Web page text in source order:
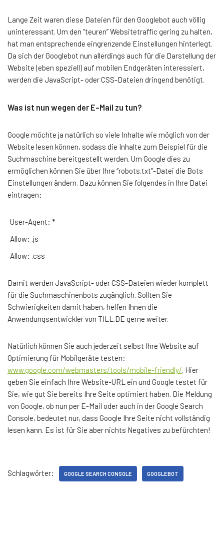
Lange Zeit waren diese Dateien für den Googlebot auch völlig
uninteressant. Um den “teuren” Websitetraffic gering zu halten,
hat man entsprechende eingrenzende Einstellungen hinterlegt.
Da sich der Googlebot nun allerdings auch für die Darstellung der
Website (eben speziell) auf mobilen Endgeräten interessiert,
werden die JavaScript- oder CSS-Dateien dringend benötigt.
Was ist nun wegen der E-Mail zu tun?
Google möchte ja natürlich so viele Inhalte wie möglich von der
Website lesen können, sodass die Inhalte zum Beispiel für die
Suchmaschine bereitgestellt werden. Um Google dies zu
ermöglichen können Sie über Ihre “robots.txt”-Datei die Bots
Einstellungen ändern. Dazu können Sie folgendes in Ihre Datei
eintragen:
User-Agent: *
Allow: .js
Allow: .css
Damit werden JavaScript- oder CSS-Dateien wieder komplett
für die Suchmaschinenbots zugänglich. Sollten Sie
Schwierigkeiten damit haben, helfen Ihnen die
Anwendungsentwickler von TILL.DE gerne weiter.
Natürlich können Sie auch jederzeit selbst Ihre Website auf
Optimierung für Mobilgeräte testen:
www.google.com/webmasters/tools/mobile-friendly/. Hier
geben Sie einfach Ihre Website-URL ein und Google testet für
Sie, wie gut Sie bereits Ihre Seite optimiert haben. Die Meldung
von Google, ob nun per E-Mail oder auch in der Google Search
Console, bedeutet nur, dass Google Ihre Seite nicht vollständig
lesen kann. Es ist für Sie aber nichts Negatives zu befürchten!
Schlagwörter: GOOGLE SEARCH CONSOLE GOOGLEBOT